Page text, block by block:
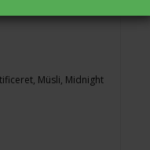
Müsli, Midnight